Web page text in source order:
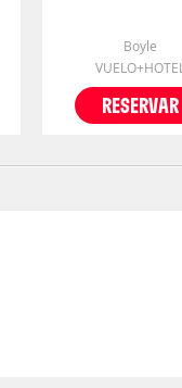
Boyle
VUELO+HOTEL
RESERVAR